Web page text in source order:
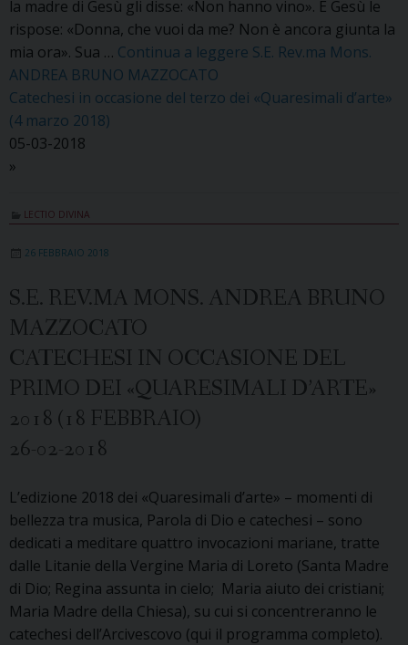
la madre di Gesù gli disse: «Non hanno vino». E Gesù le
rispose: «Donna, che vuoi da me? Non è ancora giunta la
mia ora». Sua … Continua a leggere S.E. Rev.ma Mons.
ANDREA BRUNO MAZZOCATO
Catechesi in occasione del terzo dei «Quaresimali d’arte»
(4 marzo 2018)
05-03-2018
»
LECTIO DIVINA
26 FEBBRAIO 2018
S.E. REV.MA MONS. ANDREA BRUNO
MAZZOCATO
CATECHESI IN OCCASIONE DEL
PRIMO DEI «QUARESIMALI D’ARTE»
2018 (18 FEBBRAIO)
26-02-2018
L’edizione 2018 dei «Quaresimali d’arte» – momenti di
bellezza tra musica, Parola di Dio e catechesi – sono
dedicati a meditare quattro invocazioni mariane, tratte
dalle Litanie della Vergine Maria di Loreto (Santa Madre
di Dio; Regina assunta in cielo; Maria aiuto dei cristiani;
Maria Madre della Chiesa​), su cui si concentreranno le
catechesi dell’Arcivescovo (qui il programma completo).